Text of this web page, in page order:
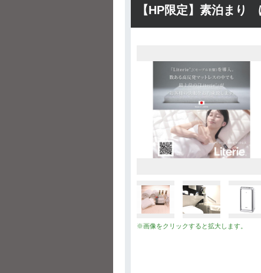
【HP限定】素泊ま
※画像をクリックすると拡大します。